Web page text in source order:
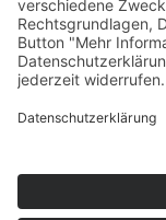
COOKIE-